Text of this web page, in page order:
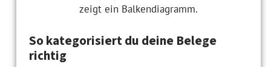
So kategorisiert du deine Belege
richtig